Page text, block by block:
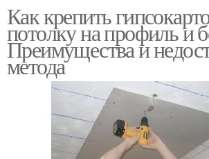
Как крепить
потолку на профиль и
Преимущества и
метода